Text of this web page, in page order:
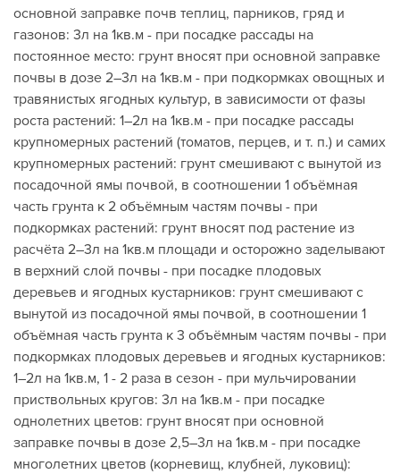
основной заправке почв теплиц, парников, гряд и
газонов: 3л на 1кв.м - при посадке рассады на
постоянное место: грунт вносят при основной заправке
почвы в дозе 2–3л на 1кв.м - при подкормках овощных и
травянистых ягодных культур, в зависимости от фазы
роста растений: 1–2л на 1кв.м - при посадке рассады
крупномерных растений (томатов, перцев, и т. п.) и самих
крупномерных растений: грунт смешивают с вынутой из
посадочной ямы почвой, в соотношении 1 объёмная
часть грунта к 2 объёмным частям почвы - при
подкормках растений: грунт вносят под растение из
расчёта 2–3л на 1кв.м площади и осторожно заделывают
в верхний слой почвы - при посадке плодовых
деревьев и ягодных кустарников: грунт смешивают с
вынутой из посадочной ямы почвой, в соотношении 1
объёмная часть грунта к 3 объёмным частям почвы - при
подкормках плодовых деревьев и ягодных кустарников:
1–2л на 1кв.м, 1 - 2 раза в сезон - при мульчировании
приствольных кругов: 3л на 1кв.м - при посадке
однолетних цветов: грунт вносят при основной
заправке почвы в дозе 2,5–3л на 1кв.м - при посадке
многолетних цветов (корневищ, клубней, луковиц):